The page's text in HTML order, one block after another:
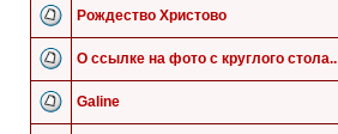
Рождество Христово
О ссылке на фото с круглого стола..
Galine